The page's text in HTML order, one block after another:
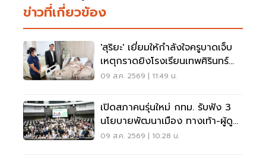
ข่าวที่เกี่ยวข้อง
'สุริยะ' เยี่ยมให้กำลังใจครูบาดเจ็บ
เหตุกราดยิงโรงเรียนเทพศิรินทร์
นนทบุรี
09 ส.ค. 2569 | 11:49 น.
เปิดสภาคนรุ่นใหม่ กทม. รับฟัง 3
นโยบายพัฒนาเมือง ทางเท้า-ผู้ดู
แลออทิสติก-จักรยาน
09 ส.ค. 2569 | 10:28 น.